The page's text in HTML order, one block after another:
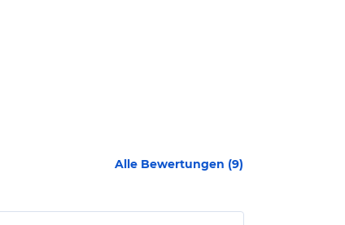
Alle Bewertungen (9)